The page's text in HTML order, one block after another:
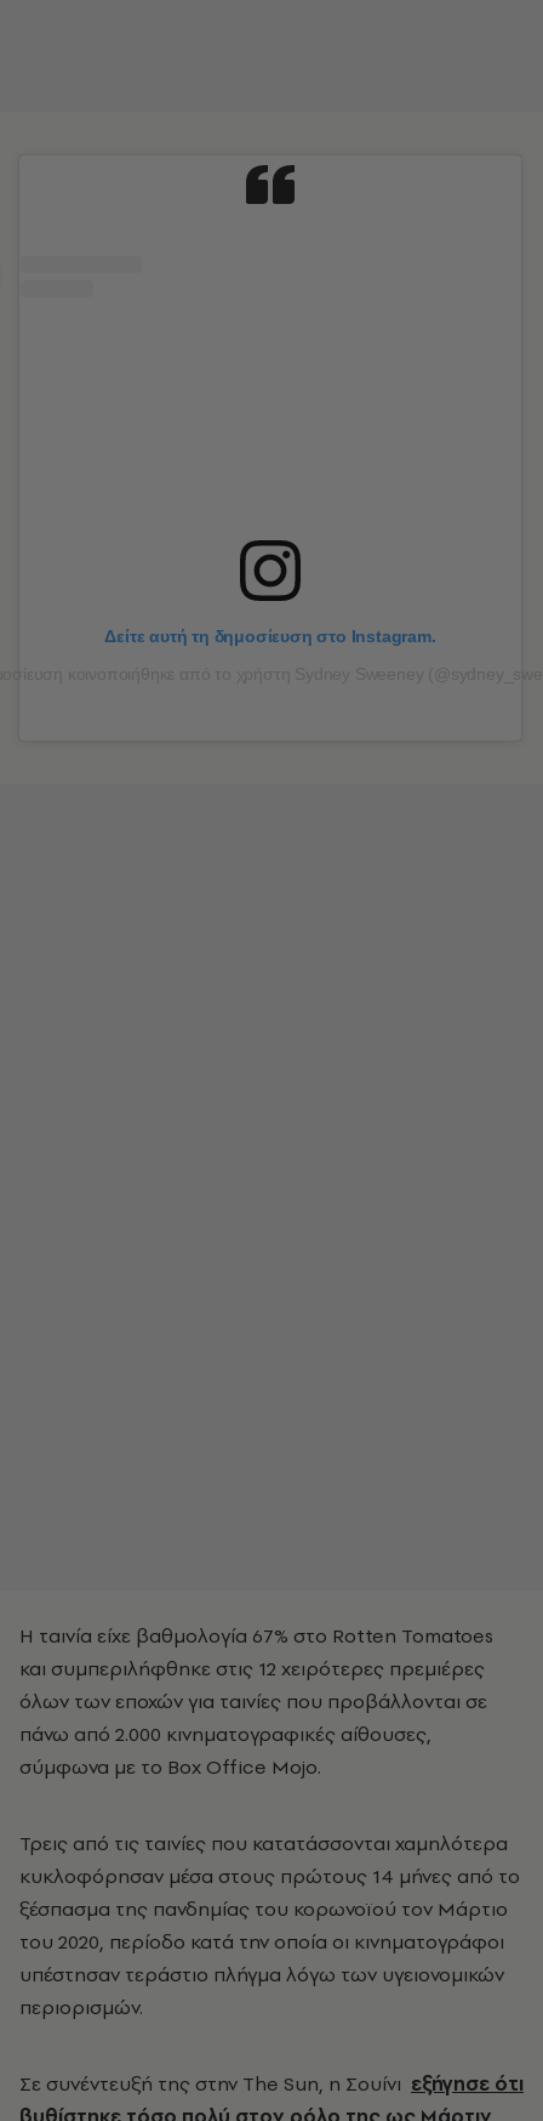
Δείτε αυτή τη δημοσίευση στο Instagram.
Η ταινία είχε βαθμολογία 67% στο Rotten Tomatoes
και συμπεριλήφθηκε στις 12 χειρότερες πρεμιέρες
όλων των εποχών για ταινίες που προβάλλονται σε
πάνω από 2.000 κινηματογραφικές αίθουσες,
σύμφωνα με το Box Office Mojo.
Τρεις από τις ταινίες που κατατάσσονται χαμηλότερα
κυκλοφόρησαν μέσα στους πρώτους 14 μήνες από το
ξέσπασμα της πανδημίας του κορωνοϊού τον Μάρτιο
του 2020, περίοδο κατά την οποία οι κινηματογράφοι
υπέστησαν τεράστιο πλήγμα λόγω των υγειονομικών
περιορισμών.
Σε συνέντευξή της στην The Sun, η Σουίνι εξήγησε ότι